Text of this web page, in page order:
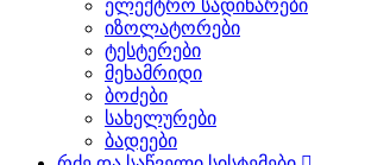
ელექტრო სადინარები
იზოლატორები
ტესტერები
მეხამრიდი
ბოძები
სახელურები
ბადეები